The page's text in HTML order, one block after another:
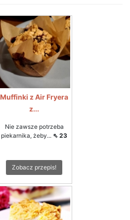
Muffinki z Air Fryera
z...
Nie zawsze potrzeba
piekarnika, żeby... ⇖ 23
Zobacz przepis!